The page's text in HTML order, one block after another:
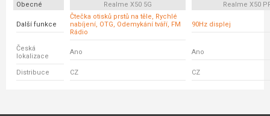
Obecné Realme X50 5G Realme X50
Další funkce
Čtečka otisků prstů na těle, Rychlé
nabíjení, OTG, Odemykání tváří, FM
Rádio
90Hz displej
Česká
lokalizace
Ano Ano
Distribuce CZ CZ